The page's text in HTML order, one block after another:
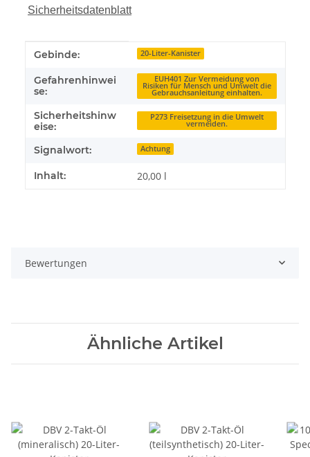
Sicherheitsdatenblatt
Produkteigenschaft
Wert
Gebinde: 20-Liter-Kanister
Gefahrenhinwei
se:
EUH401 Zur Vermeidung von
Risiken für Mensch und Umwelt die
Gebrauchsanleitung einhalten.
Sicherheitshinw
eise:
P273 Freisetzung in die Umwelt
vermeiden.
Signalwort: Achtung
Inhalt: 20,00 l
Bewertungen
Ähnliche Artikel